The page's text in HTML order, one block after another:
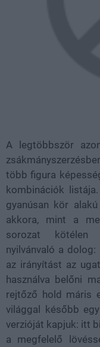
A legtöbbször
több figura
kombinációk
gyanúsan kör
akkora, mint a
sorozat kötélen
nyilvánvaló a
az irányítást az
használva belőni
rejtőző hold máris
világgal később
verzióját kapjuk: itt
a megfelelő